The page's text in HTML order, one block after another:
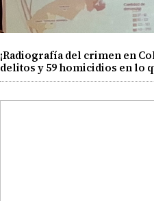
¡Radiografía del crimen en
delitos y 59 homicidios en lo